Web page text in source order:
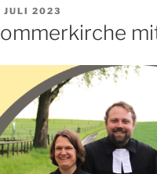
JULI 2023